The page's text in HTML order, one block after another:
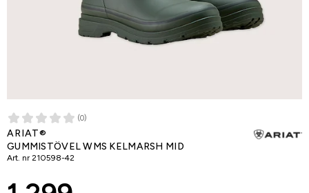
(0)
ARIAT®
GUMMISTÖVEL WMS KELMARSH MID
Art. nr 210598-42